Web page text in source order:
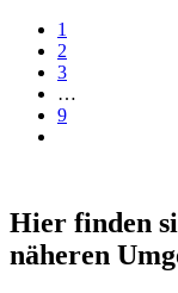
1
2
3
…
9
Hier finden
näheren